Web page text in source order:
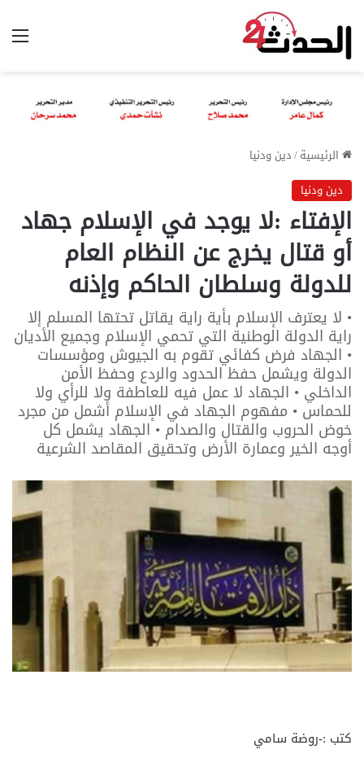
الرئيسية/دين ودنيا
دين ودنيا
الإفتاء :لا يوجد في الإسلام جهاد
أو قتال يخرج عن النظام العام
للدولة وسلطان الحاكم وإذنه
• لا يعترف الإسلام بأية راية يقاتل تحتها المسلم إلا
راية الدولة الوطنية التي تحمي الإسلام وجميع الأديان
• الجهاد فرض كفائي تقوم به الجيوش ومؤسسات
الدولة ويشمل حفظ الحدود والردع وحفظ الأمن
الداخلي • الجهاد لا عمل فيه للعاطفة ولا للرأي ولا
للحماس • مفهوم الجهاد في الإسلام أشمل من مجرد
خوض الحروب والقتال والصدام • الجهاد يشمل كل
أوجه الخير وعمارة الأرض وتحقيق المقاصد الشرعية
كتب :-روضة سامي